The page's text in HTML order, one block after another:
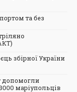
та без
збірної України
допомогли
маріупольців